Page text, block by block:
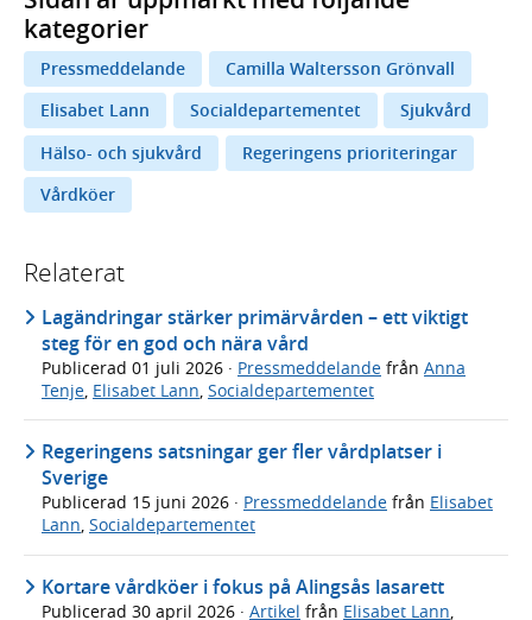
kategorier
Pressmeddelande
Camilla Waltersson Grönvall
Elisabet Lann
Socialdepartementet
Sjukvård
Hälso- och sjukvård
Regeringens prioriteringar
Vårdköer
Relaterat
Lagändringar stärker primärvården – ett viktigt
steg för en god och nära vård
Publicerad 01 juli 2026 · Pressmeddelande från Anna
Tenje Elisabet Lann Socialdepartementet
Regeringens satsningar ger fler vårdplatser i
Sverige
Publicerad 15 juni 2026 · Pressmeddelande från Elisabet
Lann, Socialdepartementet
Kortare vårdköer i fokus på Alingsås lasarett
Publicerad 30 april 2026 · Artikel från Elisabet Lann,